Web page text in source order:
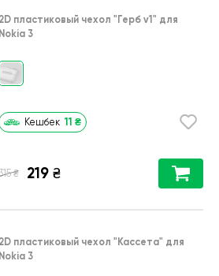
2D пластиковый чехол "Герб v1" для
Nokia 3
Кешбек 11 ₴
₴ 219 ₴
2D пластиковый чехол "Кассета" для
Nokia 3